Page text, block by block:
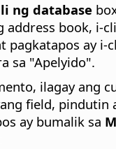
ng database
address book, i-
pagkatapos ay i-
sa "Apelyido".
ilagay ang
field, pindutin
ay bumalik sa